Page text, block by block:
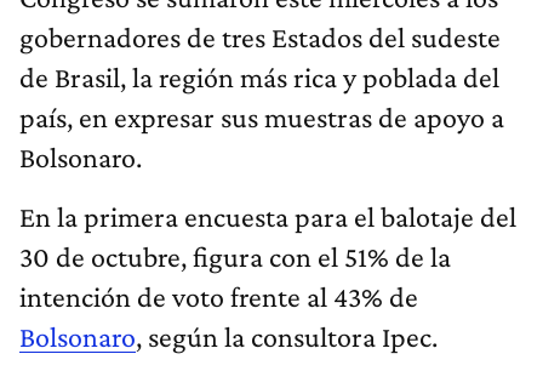
gobernadores de tres Estados del sudeste
de Brasil, la región más rica y poblada del
país, en expresar sus muestras de apoyo a
Bolsonaro.
En la primera encuesta para el balotaje del
30 de octubre, figura con el 51% de la
intención de voto frente al 43% de
Bolsonaro, según la consultora Ipec.